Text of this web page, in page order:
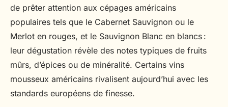
de prêter attention aux cépages américains
populaires tels que le Cabernet Sauvignon ou le
Merlot en rouges, et le Sauvignon Blanc en blancs :
leur dégustation révèle des notes typiques de fruits
mûrs, d’épices ou de minéralité. Certains vins
mousseux américains rivalisent aujourd’hui avec les
standards européens de finesse.